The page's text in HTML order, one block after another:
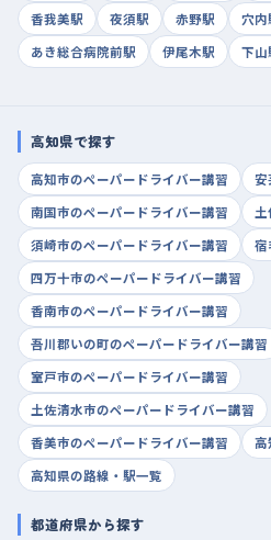
香我美駅
夜須駅 赤野駅 穴内
あき総合病院前駅
伊尾木駅 下山
高知県で探す
高知市のペーパードライバー講習
安
南国市のペーパードライバー講習
須崎市のペーパードライバー講習
宿
四万十市のペーパードライバー講習
香南市のペーパードライバー講習
吾川郡いの町のペーパードライバー講習
室戸市のペーパードライバー講習
土佐清水市のペーパードライバー講習
香美市のペーパードライバー講習
高
高知県の路線・駅一覧
都道府県から探す